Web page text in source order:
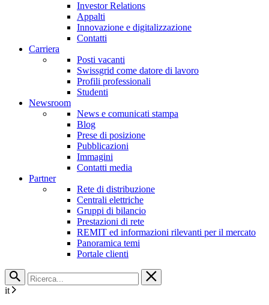
Investor Relations
Appalti
Innovazione e digitalizzazione
Contatti
Carriera
Posti vacanti
Swissgrid come datore di lavoro
Profili professionali
Studenti
Newsroom
News e comunicati stampa
Blog
Prese di posizione
Pubblicazioni
Immagini
Contatti media
Partner
Rete di distribuzione
Centrali elettriche
Gruppi di bilancio
Prestazioni di rete
REMIT ed informazioni rilevanti per il mercato
Panoramica temi
Portale clienti
it